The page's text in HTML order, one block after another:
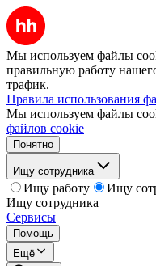
Мы используем файлы
правильную работу
трафик.
Правила использования
Мы используем файлы
файлов cookie
Понятно
Ищу сотрудника
Ищу работу
Ищу
Ищу сотрудника
Сервисы
Помощь
Ещё